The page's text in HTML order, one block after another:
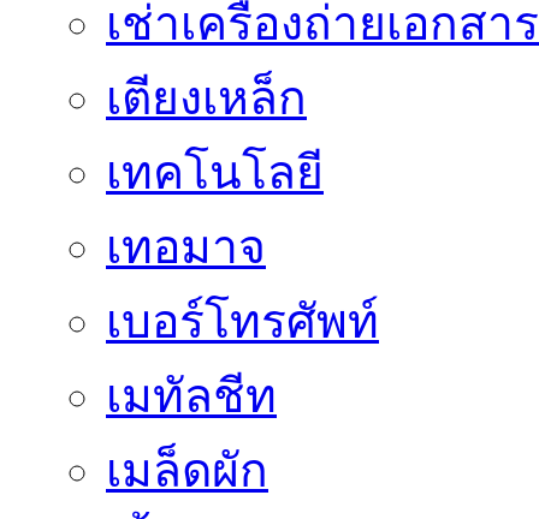
เช่าเครื่องถ่ายเอกสาร
เตียงเหล็ก
เทคโนโลยี
เทอมาจ
เบอร์โทรศัพท์
เมทัลชีท
เมล็ดผัก